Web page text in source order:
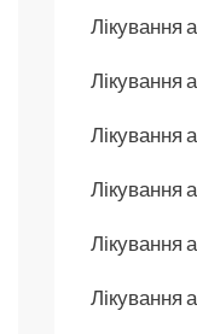
Лікування
Лікування
Лікування
Лікування
Лікування
Лікування